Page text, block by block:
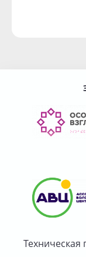
Техническая